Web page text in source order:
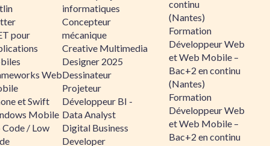
pour
Web
et Swift
Mobile
/ Low
informatiques
Concepteur
mécanique
Creative Multimedia
Designer 2025
Dessinateur
Projeteur
Développeur BI -
Data Analyst
Digital Business
Developer
continu
(Nantes)
Formation
Développeur Web
et Web Mobile –
Bac+2 en continu
(Nantes)
Formation
Développeur Web
et Web Mobile –
Bac+2 en continu